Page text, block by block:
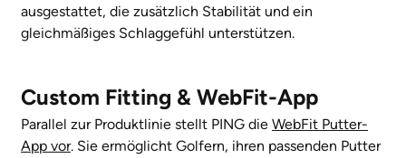
ausgestattet, die zusätzlich Stabilität und ein
gleichmäßiges Schlaggefühl unterstützen.
Custom Fitting & WebFit-App
Parallel zur Produktlinie stellt PING die WebFit Putter-
App vor. Sie ermöglicht Golfern, ihren passenden Putter